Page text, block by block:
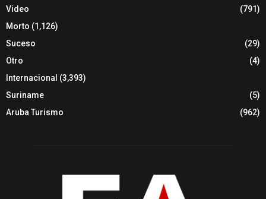
Video
(791)
Morto (1,126)
Suceso
(29)
Otro
(4)
Internacional (3,393)
Suriname
(5)
Aruba Turismo
(962)